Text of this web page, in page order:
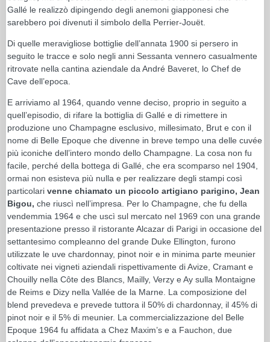
Gallé le realizzò dipingendo degli anemoni giapponesi che
sarebbero poi divenuti il simbolo della Perrier-Jouët.
Di quelle meravigliose bottiglie dell’annata 1900 si persero in
seguito le tracce e solo negli anni Sessanta vennero casualmente
ritrovate nella cantina aziendale da André Baveret, lo Chef de
Cave dell’epoca.
E arriviamo al 1964, quando venne deciso, proprio in seguito a
quell’episodio, di rifare la bottiglia di Gallé e di rimettere in
produzione uno Champagne esclusivo, millesimato, Brut e con il
nome di Belle Epoque che divenne in breve tempo una delle cuvée
più iconiche dell’intero mondo dello Champagne. La cosa non fu
facile, perché della bottega di Gallé, che era scomparso nel 1904,
ormai non esisteva più nulla e per realizzare degli stampi così
particolari venne chiamato un piccolo artigiano parigino, Jean
Bigou, che riuscì nell’impresa. Per lo Champagne, che fu della
vendemmia 1964 e che uscì sul mercato nel 1969 con una grande
presentazione presso il ristorante Alcazar di Parigi in occasione del
settantesimo compleanno del grande Duke Ellington, furono
utilizzate le uve chardonnay, pinot noir e in minima parte meunier
coltivate nei vigneti aziendali rispettivamente di Avize, Cramant e
Chouilly nella Côte des Blancs, Mailly, Verzy e Ay sulla Montaigne
de Reims e Dizy nella Vallée de la Marne. La composizione del
blend prevedeva e prevede tuttora il 50% di chardonnay, il 45% di
pinot noir e il 5% di meunier. La commercializzazione del Belle
Epoque 1964 fu affidata a Chez Maxim’s e a Fauchon, due